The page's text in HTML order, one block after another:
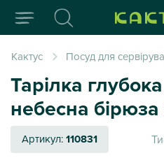
Кактус Посуд для
Тарілка
небесна
Артикул:110831